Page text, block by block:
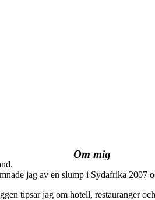
Om mig
jag av en slump i Sydafrika 2007
tipsar jag om hotell, restauranger